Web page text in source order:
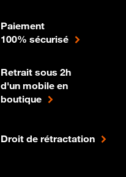
Paiement
100% sécurisé
Retrait sous 2h
d'un mobile en
boutique
Droit de rétractation